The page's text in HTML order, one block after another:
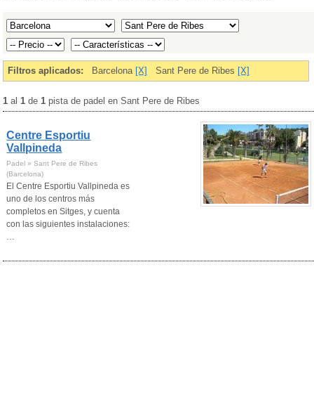
Filtros aplicados: Barcelona [X] Sant Pere de Ribes [X]
1 al1 de1 pista de padel en Sant Pere de Ribes
Centre Esportiu
Vallpineda
Padel » Sant Pere de Ribes
(Barcelona)
El Centre Esportiu Vallpineda es
uno de los centros más
completos en Sitges, y cuenta
con las siguientes instalaciones: